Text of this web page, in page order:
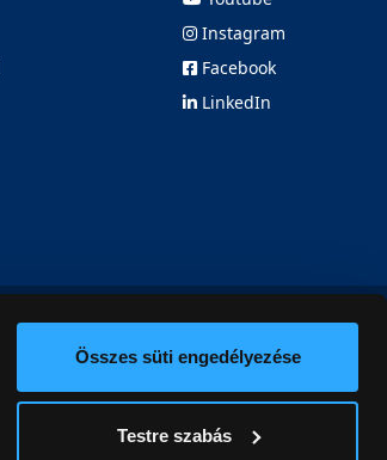
Összes süti engedélyezése
Testre szabás
Instagram
Facebook
LinkedIn